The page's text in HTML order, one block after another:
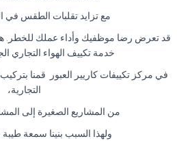
مع تزايد تقلبات الطقس في
قد تعرض رضا موظفيك وأداء عملك للخطر.
خدمة تكييف الهواء التجاري
في مركز تكييفات كاريير العبور قمنا
التجارية،
من المشاريع الصغيرة إلى
ولهذا السبب بنينا سمعة